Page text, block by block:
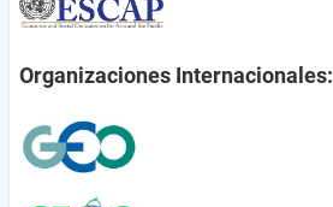
Organizaciones Internacionales: